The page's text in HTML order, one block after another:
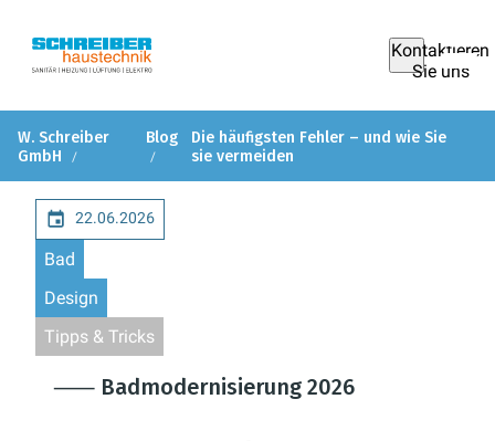
Kontaktieren
Sie uns
W. Schreiber
GmbH
Blog
Die häufigsten Fehler – und wie Sie
sie vermeiden
22.06.2026
Bad
Design
Tipps & Tricks
⸺ Badmodernisierung 2026